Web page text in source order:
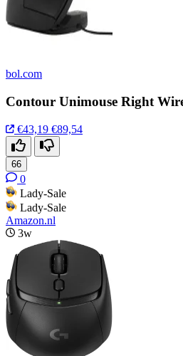
bol.com
Contour Unimouse Right
€43,19 €89,54
66
0
Lady-Sale
Lady-Sale
Amazon.nl
3w